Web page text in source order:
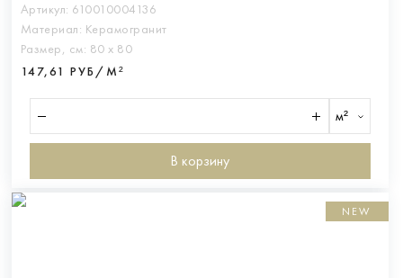
Артикул: 610010004136
Материал: Керамогранит
Размер, см: 80 х 80
147,61 РУБ/М²
м²
В корзину
NEW